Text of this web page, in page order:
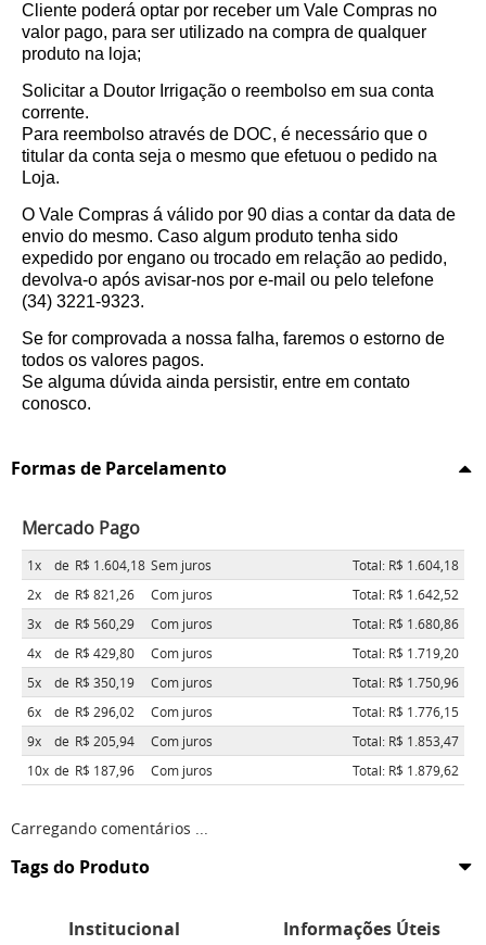
Cliente poderá optar por receber um Vale Compras no
valor pago, para ser utilizado na compra de qualquer
produto na loja;
Solicitar a Doutor Irrigação o reembolso em sua conta
corrente.
Para reembolso através de DOC, é necessário que o
titular da conta seja o mesmo que efetuou o pedido na
Loja.
O Vale Compras á válido por 90 dias a contar da data de
envio do mesmo. Caso algum produto tenha sido
expedido por engano ou trocado em relação ao pedido,
devolva-o após avisar-nos por e-mail ou pelo telefone
(34) 3221-9323.
Se for comprovada a nossa falha, faremos o estorno de
todos os valores pagos.
Se alguma dúvida ainda persistir, entre em contato
conosco.
Formas de Parcelamento
Mercado Pago
1x de R$ 1.604,18 Sem juros
Total: R$ 1.604,18
2x
de R$ 821,26 Com juros
Total: R$ 1.642,52
3x
de R$ 560,29 Com juros
Total: R$ 1.680,86
4x
de R$ 429,80 Com juros
Total: R$ 1.719,20
5x
de R$ 350,19 Com juros
Total: R$ 1.750,96
6x
de R$ 296,02 Com juros
Total: R$ 1.776,15
9x
de R$ 205,94 Com juros
Total: R$ 1.853,47
10x de R$ 187,96 Com juros Total: R$ 1.879,62
Carregando comentários ...
Tags do Produto
Institucional Informações Úteis